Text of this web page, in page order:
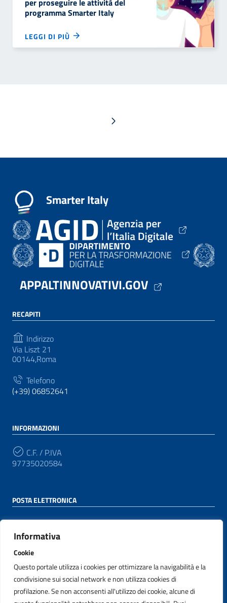
Informativa
Cookie
Questo portale utilizza i cookies per ottimizzare la navigabilità e la
condivisione sui social network e non utilizza cookies di
profilazione. Se non acconsenti all'utilizzo dei cookie, alcune di
per proseguire le attività del
programma Smarter Italy
LEGGI DI PIÙ
Pagina successiva
Smarter Italy
APPALTINNOVATIVI.GOV
RECAPITI
Indirizzo
Via Liszt 21
00144,Roma
Telefono
(+39) 06852641
INFORMAZIONI
C.F. / P.IVA
97735020584
POSTA ELETTRONICA
protocollo@pec.agid.gov.it
Email
appaltinnovativi@agid.gov.it